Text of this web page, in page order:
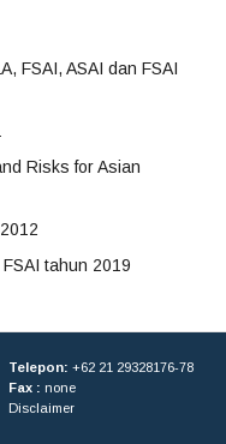
FSAI, ASAI dan FSAI
Risks for Asian
tahun 2019
Telepon: +62 21 29328176-78
Fax : none
Disclaimer